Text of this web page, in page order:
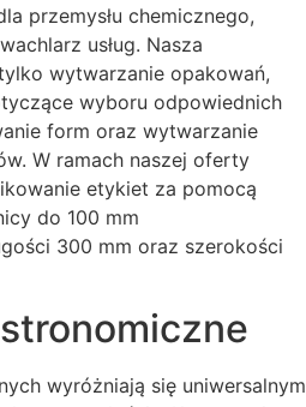
przemysłu chemicznego,
usług. Nasza
wytwarzanie opakowań,
wyboru odpowiednich
form oraz wytwarzanie
W ramach naszej oferty
etykiet za pomocą
do 100 mm
300 mm oraz szerokości
wyróżniają się uniwersalnym